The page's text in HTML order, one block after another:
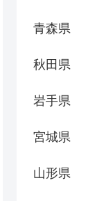
青森県
秋田県
岩手県
宮城県
山形県